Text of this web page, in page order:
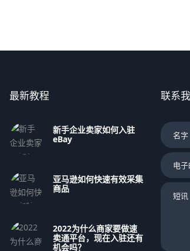
最新教程
新手企业卖家如何入驻
eBay
亚马逊如何快速有效采集
商品
2022为什么商家要做速
卖通平台，现在入驻还有
机会吗？
联系